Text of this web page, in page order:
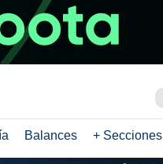
Balances + Secciones